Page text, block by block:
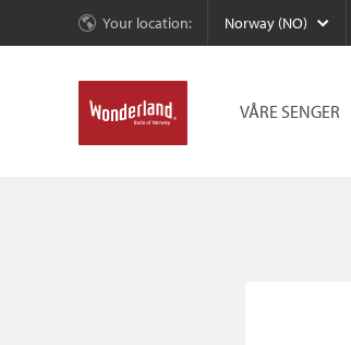
Your location: Norway (NO)
VÅRE SENGER